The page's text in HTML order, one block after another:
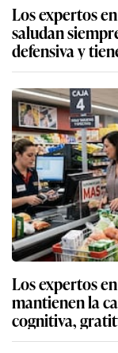
Los expertos
saludan
defensiva y
Los expertos
mantienen la
cognitiva,